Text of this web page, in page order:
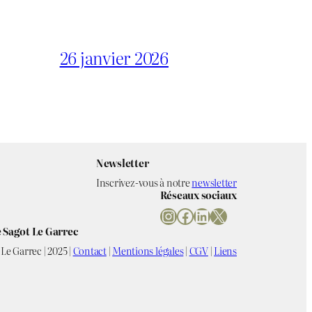
26 janvier 2026
Newsletter
Inscrivez-vous à notrenewsletter
Réseaux sociaux
InstagramFacebook LinkedIn X
Le Garrec
Garrec | 2025 |Contact|Mentions légales|CGV|Liens